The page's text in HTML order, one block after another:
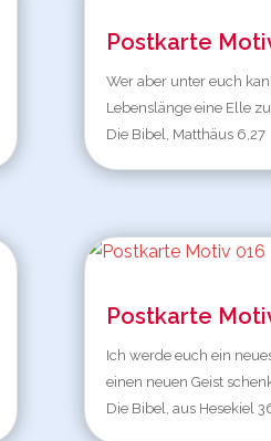
Postkarte
Wer aber unter euch
Lebenslänge eine Elle
Die Bibel, Matthäus 6,27
Postkarte
Ich werde euch ein
einen neuen Geist
Die Bibel, aus Hesekiel